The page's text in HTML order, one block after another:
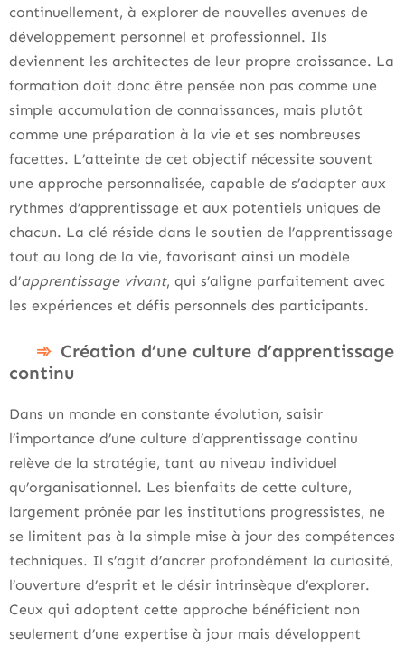
continuellement, à explorer de nouvelles avenues de
développement personnel et professionnel. Ils
deviennent les architectes de leur propre croissance. La
formation doit donc être pensée non pas comme une
simple accumulation de connaissances, mais plutôt
comme une préparation à la vie et ses nombreuses
facettes. L’atteinte de cet objectif nécessite souvent
une approche personnalisée, capable de s’adapter aux
rythmes d’apprentissage et aux potentiels uniques de
chacun. La clé réside dans le soutien de l’apprentissage
tout au long de la vie, favorisant ainsi un modèle
d’apprentissage vivant, qui s’aligne parfaitement avec
les expériences et défis personnels des participants.
Création d’une culture d’apprentissage
continu
Dans un monde en constante évolution, saisir
l’importance d’une culture d’apprentissage continu
relève de la stratégie, tant au niveau individuel
qu’organisationnel. Les bienfaits de cette culture,
largement prônée par les institutions progressistes, ne
se limitent pas à la simple mise à jour des compétences
techniques. Il s’agit d’ancrer profondément la curiosité,
l’ouverture d’esprit et le désir intrinsèque d’explorer.
Ceux qui adoptent cette approche bénéficient non
seulement d’une expertise à jour mais développent